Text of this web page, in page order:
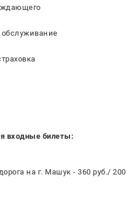
входные билеты:
на г. Машук - 360 руб./ 200